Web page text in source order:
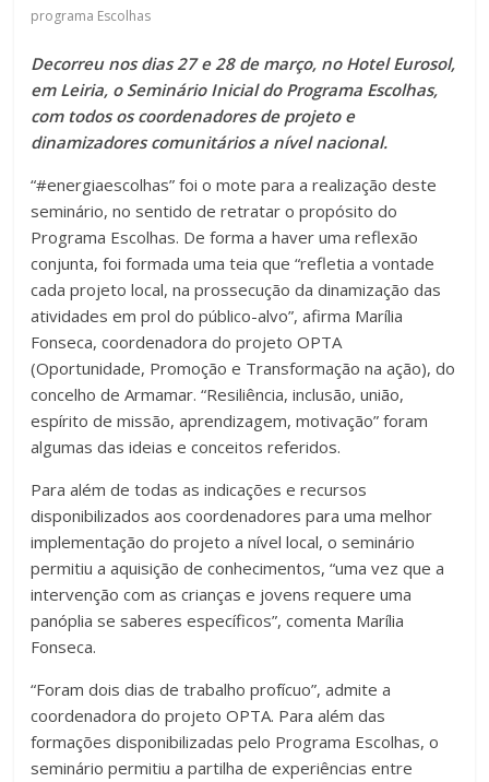
programa Escolhas
Decorreu nos dias 27 e 28 de março, no Hotel Eurosol,
em Leiria, o Seminário Inicial do Programa Escolhas,
com todos os coordenadores de projeto e
dinamizadores comunitários a nível nacional.
“#energiaescolhas” foi o mote para a realização deste
seminário, no sentido de retratar o propósito do
Programa Escolhas. De forma a haver uma reflexão
conjunta, foi formada uma teia que “refletia a vontade
cada projeto local, na prossecução da dinamização das
atividades em prol do público-alvo”, afirma Marília
Fonseca, coordenadora do projeto OPTA
(Oportunidade, Promoção e Transformação na ação), do
concelho de Armamar. “Resiliência, inclusão, união,
espírito de missão, aprendizagem, motivação” foram
algumas das ideias e conceitos referidos.
Para além de todas as indicações e recursos
disponibilizados aos coordenadores para uma melhor
implementação do projeto a nível local, o seminário
permitiu a aquisição de conhecimentos, “uma vez que a
intervenção com as crianças e jovens requere uma
panóplia se saberes específicos”, comenta Marília
Fonseca.
“Foram dois dias de trabalho profícuo”, admite a
coordenadora do projeto OPTA. Para além das
formações disponibilizadas pelo Programa Escolhas, o
seminário permitiu a partilha de experiências entre